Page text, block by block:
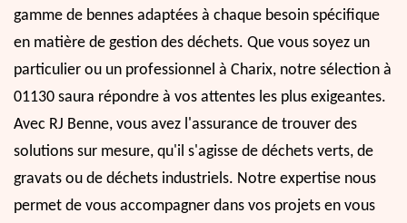
gamme de bennes adaptées à chaque besoin spécifique
en matière de gestion des déchets. Que vous soyez un
particulier ou un professionnel à Charix, notre sélection à
01130 saura répondre à vos attentes les plus exigeantes.
Avec RJ Benne, vous avez l'assurance de trouver des
solutions sur mesure, qu'il s'agisse de déchets verts, de
gravats ou de déchets industriels. Notre expertise nous
permet de vous accompagner dans vos projets en vous